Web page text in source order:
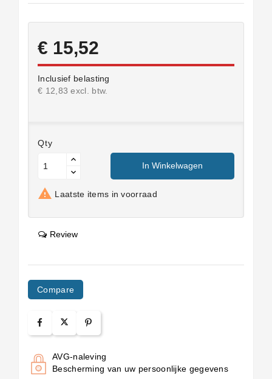
€ 15,52
Inclusief belasting
€ 12,83 excl. btw.
Qty
In Winkelwagen
 Laatste items in voorraad
Review
Compare
AVG-naleving
Bescherming van uw persoonlijke gegevens